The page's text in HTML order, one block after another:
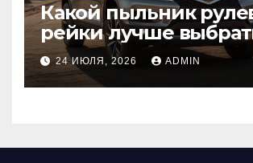
Какой пыльник
рейки лучше
оригинальный или
резина или
24 ИЮЛЯ, 2026 ADMIN